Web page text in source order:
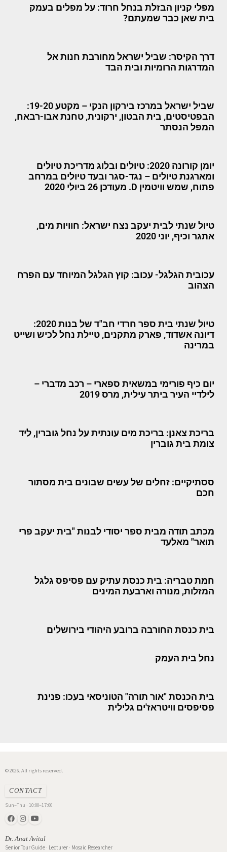
מפלי קניון הבזלת בנחל חרוד: על מפלים בעמק
בית שאן כבר שמעתם?
דרך הקיסר: שביל ישראל מחורבת חנות אל
המדרגות הרומיות ובית הבד
שביל ישראל במרכז בירקון הנקי – מקטע 19-20:
הבפטיסטים, בית הבטון, ירקונית, טחנת אבו-רבאח,
המפל הנסתר
יומן קורונה 2020: טיולים ובלוג מדריכת טיולים
ומארגנת טיולים – נגד-סגר ובעד טיולים במרחב
פתוח, שמש וויטמין D. מעודכן 26 ביולי 2020
טיול שנתי לבית יעקב נצח ישראל: חוויות מים,
אתגר וכיף, יוני 2020
עכובית הגלגל- עכוב: קוץ הגלגל המיוחד עם הפרח
הצהוב
טיול שנתי בית ספר חרדי חב"ד של בנות 2020:
דיונה אשדוד, פארק מתקנים, טיילת נחל לכיש ושייט
במרינה
יום כיף פורימי במשאית ספארי – רכב מדברי –
לילדיי העיר ביתר עילית, מרס 2019
בריכת צאנן: בריכת מים עונתית על נחל גוברין, ליד
צומת בית גוברין
ססתיקיים: זחלים של עשים שבונים בית מסתור
חכם
מכתב תודה מבית ספר יסודי לבנות "בית יעקב פרי
תואר" מאלעד
חמת טבריה: בית כנסת עתיק עם פסיפס גלגל
המזלות, מנורה וארבעת המינים
בית כנסת החורבה ברובע היהודי בירושלים
נחל בית העמק
בית הכנסת "אור תורה" הטוניסאי בעכו: פנינת
פסיפסים וויטראז'ים גלילית
© 2026. All rights reserved.
CONTACT
Sun–Thu · 10:00–17:00
Dr. Anat Avital
Senior Tour Guide · Lecturer · Mosaic Researcher